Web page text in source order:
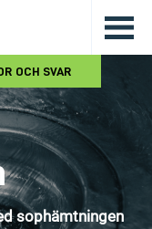
det huvudsakliga
OCH SVAR
sophämtningen